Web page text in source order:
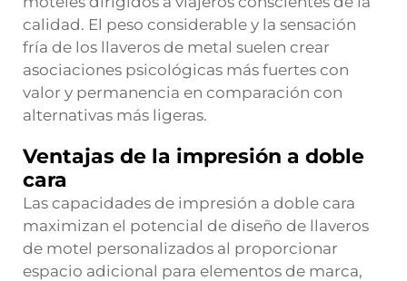
calidad. El peso considerable y la sensación
fría de los llaveros de metal suelen crear
asociaciones psicológicas más fuertes con
valor y permanencia en comparación con
alternativas más ligeras.
Ventajas de la impresión a doble
cara
Las capacidades de impresión a doble cara
maximizan el potencial de diseño de llaveros
de motel personalizados al proporcionar
espacio adicional para elementos de marca,